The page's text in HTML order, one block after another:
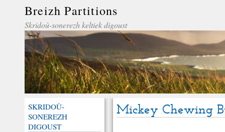
Breizh Partitions
Skridoù-sonerezh keltiek digoust
SKRIDOÙ-
SONEREZH
DIGOUST
Mickey Chewing